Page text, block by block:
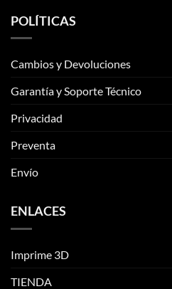
POLÍTICAS
Cambios y Devoluciones
Garantía y Soporte Técnico
Privacidad
Preventa
Envío
ENLACES
Imprime 3D
TIENDA